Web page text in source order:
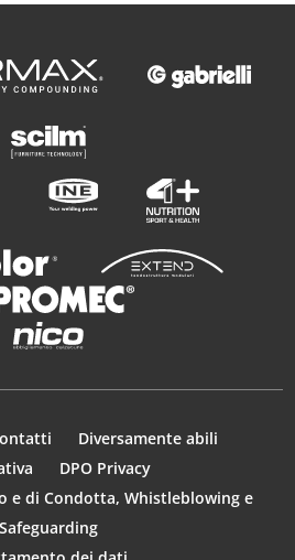
Diversamente abili
DPO Privacy
e di Condotta, Whistleblowing e
Safeguarding